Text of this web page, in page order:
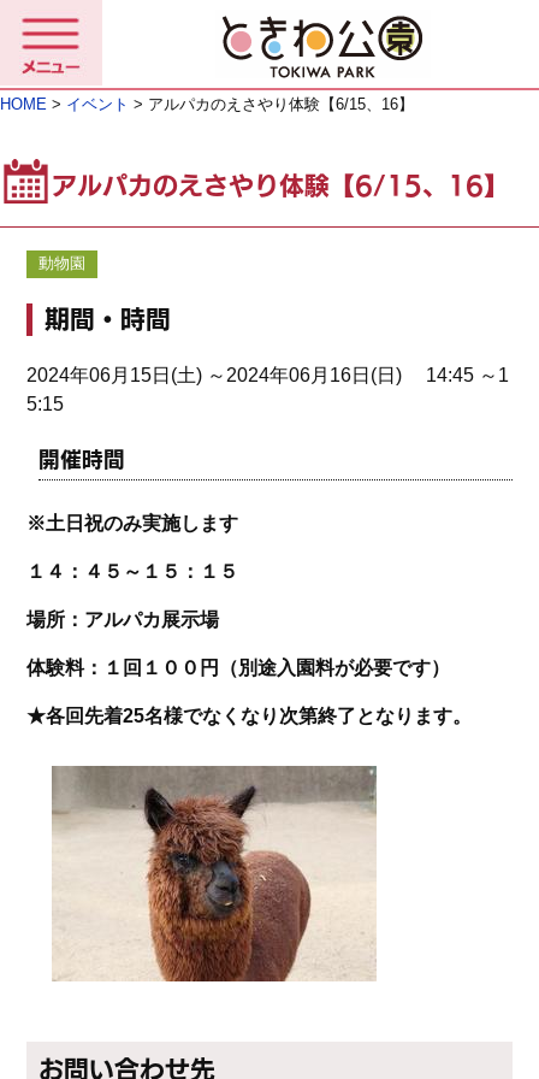
HOME > イベント > アルパカのえさやり体験【6/15、16】
アルパカのえさやり体験【6/15、16】
動物園
期間・時間
2024年06月15日(土) ～2024年06月16日(日) 14:45 ～1
5:15
開催時間
※土日祝のみ実施します
１４：４５～１５：１５
場所：アルパカ展示場
体験料：１回１００円（別途入園料が必要です）
★各回先着25名様でなくなり次第終了となります。
お問い合わせ先